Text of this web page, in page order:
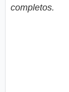
completos.